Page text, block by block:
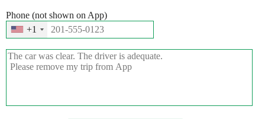
Phone (not shown on App)
+1